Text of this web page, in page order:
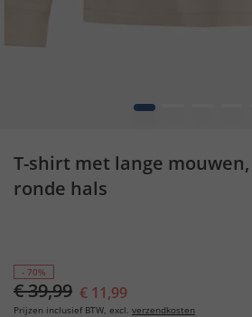
1
T-shirt met lange
ronde hals
- 70%
€ 39,99 € 11,99
Prijzen inclusief BTW, excl. verzendkosten